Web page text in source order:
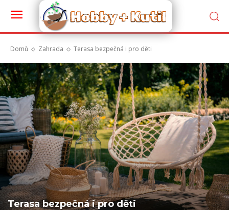
Domů Zahrada Terasa bezpečná i pro děti
Terasa bezpečná i pro děti